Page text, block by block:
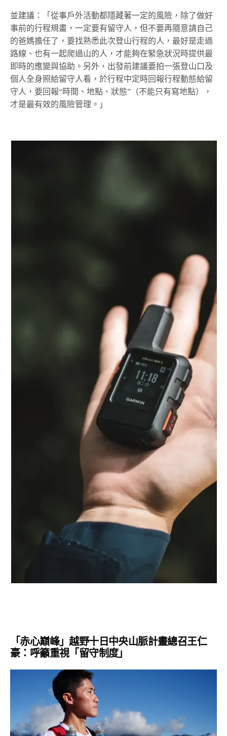
並建議：「從事戶外活動都隱藏著一定的風險，除了做好
事前的行程規畫，一定要有留守人，但不要再隨意請自己
的爸媽擔任了，要找熟悉此次登山行程的人，最好是走過
路線、也有一起爬過山的人，才能夠在緊急狀況時提供最
即時的應變與協助。另外，出發前建議要拍一張登山口及
個人全身照給留守人看，於行程中定時回報行程動態給留
守人，要回報“時間、地點、狀態”（不能只有寫地點），
才是最有效的風險管理。」
「赤心巔峰」越野十日中央山脈計畫總召王仁
豪：呼籲重視「留守制度」